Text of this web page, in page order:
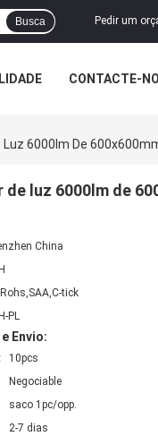
Pedir um
Busca
CONTACTE-
Luz 6000lm De
luz 6000lm de
China
tick
PL
Envio:
10pcs
Negociable
saco 1pc/opp.
2-7 dias